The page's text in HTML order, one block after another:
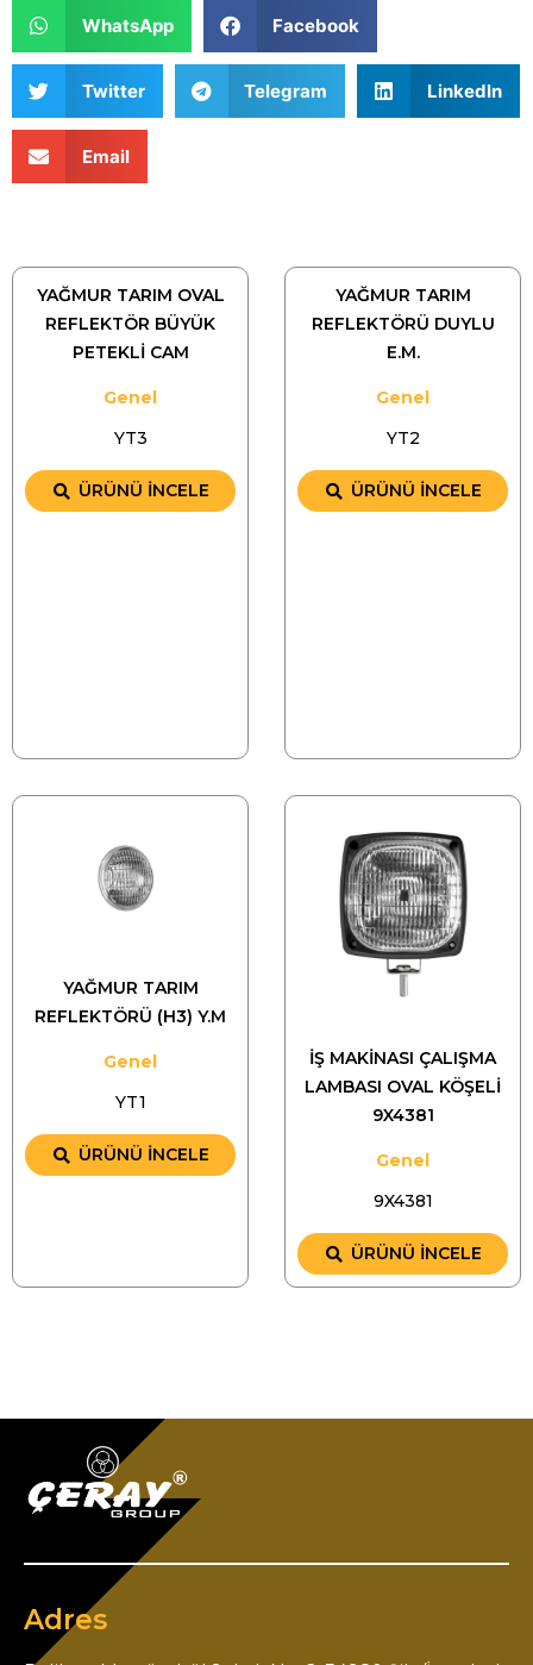
WhatsApp Facebook
Twitter Telegram LinkedIn
Email
YAĞMUR TARIM OVAL
REFLEKTÖR BÜYÜK
PETEKLİ CAM
Genel
YT3
ÜRÜNÜ İNCELE
YAĞMUR TARIM
REFLEKTÖRÜ DUYLU
E.M.
Genel
YT2
ÜRÜNÜ İNCELE
YAĞMUR TARIM
REFLEKTÖRÜ (H3) Y.M
Genel
YT1
ÜRÜNÜ İNCELE
İŞ MAKİNASI ÇALIŞMA
LAMBASI OVAL KÖŞELİ
9X4381
Genel
9X4381
ÜRÜNÜ İNCELE
Adres